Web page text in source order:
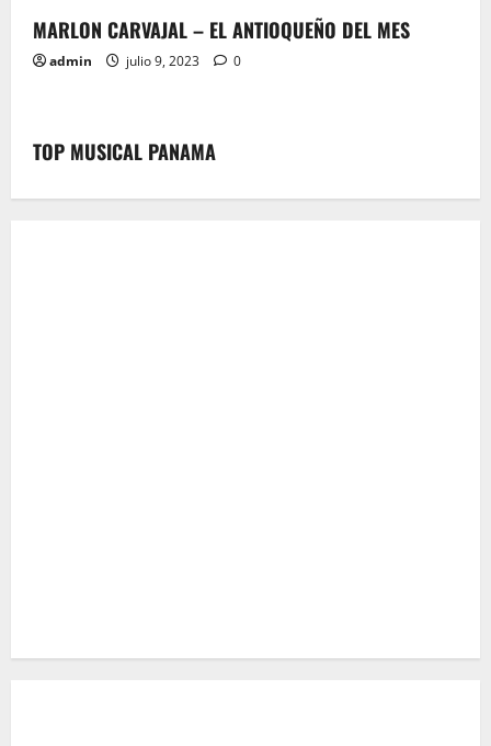
MARLON CARVAJAL – EL ANTIOQUEÑO DEL MES
admin julio 9, 2023 0
TOP MUSICAL PANAMA